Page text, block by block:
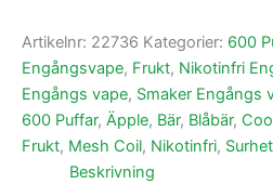
Artikelnr: 22736 Kategorier: 600
Engångsvape, Frukt, Nikotinfri
Engångs vape, Smaker Engångs
600 Puffar, Äpple, Bär, Blåbär,
Frukt, Mesh Coil, Nikotinfri,
Beskrivning